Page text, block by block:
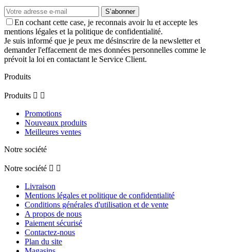
S’abonner
En cochant cette case, je reconnais avoir lu et accepte les
mentions légales et la politique de confidentialité.
Je suis informé que je peux me désinscrire de la newsletter et
demander l'effacement de mes données personnelles comme le
prévoit la loi en contactant le Service Client.
Produits
Produits  
Promotions
Nouveaux produits
Meilleures ventes
Notre société
Notre société  
Livraison
Mentions légales et politique de confidentialité
Conditions générales d'utilisation et de vente
A propos de nous
Paiement sécurisé
Contactez-nous
Plan du site